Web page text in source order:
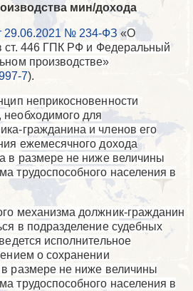
мин/дохода
29.06.2021 № 234-ФЗ «О
ст. 446 ГПК РФ и Федеральный
производстве»
7).
неприкосновенности
для
гражданина и членов его
ежемесячного дохода
в размере не ниже величины
трудоспособного населения в
механизма должник-гражданин
в подразделение судебных
исполнительное
о сохранении
размере не ниже величины
трудоспособного населения в